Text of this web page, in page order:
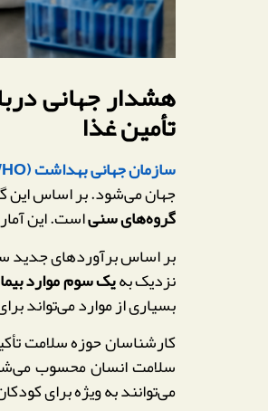
تأمین غذا
سازمان جهانی بهداشت (WHO)
جهان می‌شود. بر اساس این
گروه‌های سنیاست. این
بر اساس برآوردهای جدید سازمان جهانی بهداشت که
نزدیک بهیک سوم موارد
بسیاری از موارد می‌تواند
کارشناسان حوزه سلامت
سلامت انسان محسوب
می‌توانند به ویژه برای